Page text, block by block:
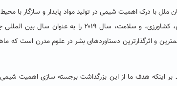
ملل با درک اهمیت شیمی در تولید مواد پایدار و سازگار با
نظیر آموزش، انرژی، کشاورزی، و سلامت، سال
و اثرگذارترین دستاوردهای بشر در علوم مدرن است
بر اینکه هدف ما از این بزرگداشت برجسته سازی اهمیت